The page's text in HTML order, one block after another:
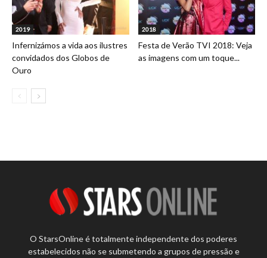
2019
Infernizámos a vida aos ilustres
convidados dos Globos de
Ouro
2018
Festa de Verão TVI 2018: Veja
as imagens com um toque...
O StarsOnline é totalmente independente dos poderes
estabelecidos não se submetendo a grupos de pressão e